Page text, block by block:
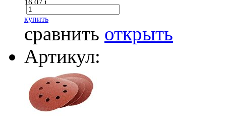
16.07i
купить
сравнить открыть
Артикул: